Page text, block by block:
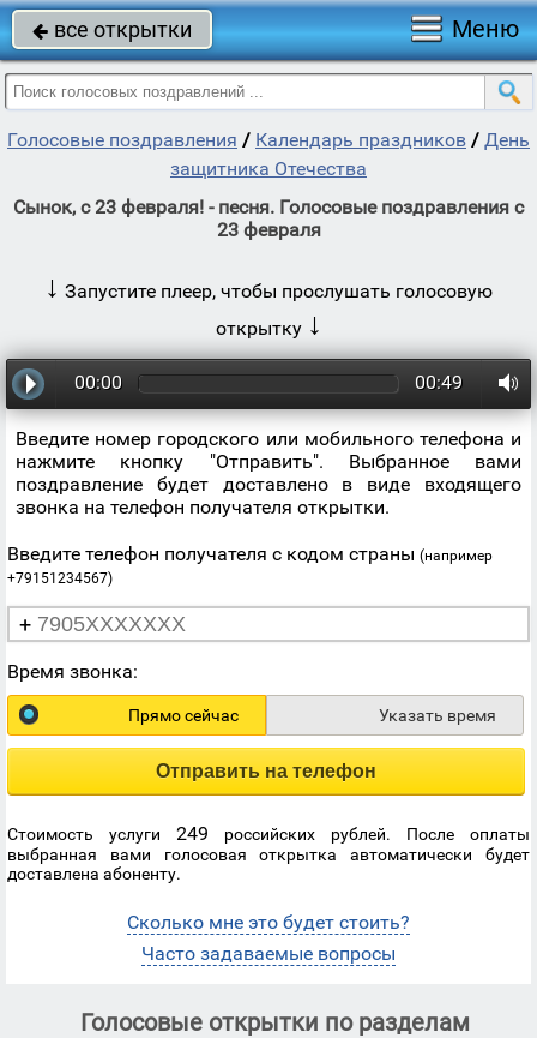
 все открытки Меню
Голосовые поздравления / Календарь праздников / День
защитника Отечества
Сынок, с 23 февраля! - песня. Голосовые поздравления с
23 февраля
↓ Запустите плеер, чтобы прослушать голосовую
открытку ↓
00:00 00:49
Введите номер городского или мобильного телефона и
нажмите кнопку "Отправить". Выбранное вами
поздравление будет доставлено в виде входящего
звонка на телефон получателя открытки.
Введите телефон получателя с кодом страны (например
+79151234567)
+
Время звонка:
Прямо сейчас Указать время
Отправить на телефон
Стоимость услуги 249 российских рублей. После оплаты
выбранная вами голосовая открытка автоматически будет
доставлена абоненту.
Сколько мне это будет стоить?
Часто задаваемые вопросы
Голосовые открытки по разделам